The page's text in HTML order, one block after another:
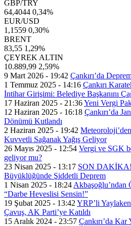
GBP/TRY
64,4044 0,34%
EUR/USD
1,1559 0,30%
BRENT
83,55 1,29%
ÇEYREK ALTIN
10.889,99 2,59%
9 Mart 2026 - 19:42 Çankırı’da
1 Temmuz 2025 - 14:16 Çankırı
İntihar Girişimi: Belediye Başkanını
17 Haziran 2025 - 21:36Yeni Vergi
12 Haziran 2025 - 16:18 Çankırı’da
Dönümü Kutlandı
2 Haziran 2025 - 19:42
Kuvvetli Sağanak Yağış Geliyor
26 Mayıs 2025 - 12:54 Vergi ve SGK
geliyor mu?
23 Nisan 2025 - 13:17 SON DAKİKA!
Büyüklüğünde Şiddetli Deprem
1 Nisan 2025 - 18:24 Akbaşoğlu’ndan
“Darbe Heveslisi Sensin!”
19 Şubat 2025 - 13:42 YRP’li
Çavuş, AK Parti’ye Katıldı
15 Aralık 2024 - 23:57 Çankırı’da Kar